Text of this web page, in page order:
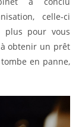
celle-ci
plus pour vous
obtenir un prêt
en panne,